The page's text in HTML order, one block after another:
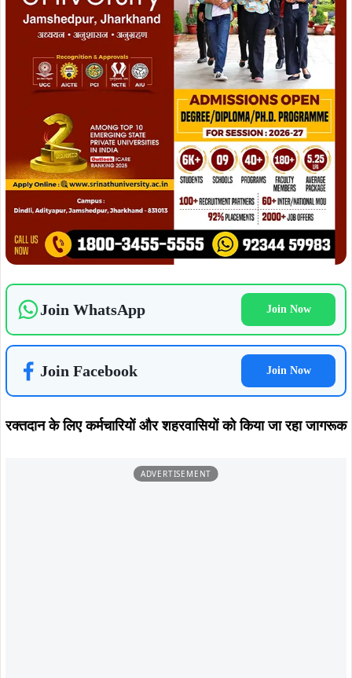
Join WhatsApp Join Now
Join Facebook Join Now
रक्तदान के लिए कर्मचारियों और शहरवासियों को किया जा रहा जागरूक
ADVERTISEMENT